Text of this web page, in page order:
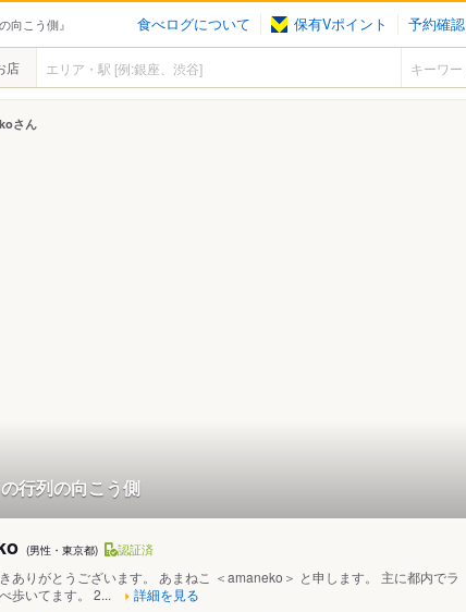
向こう側』 食べログについて 保有Vポイント 予約確認
店
さん
行列の向こう側
(男性・東京都) 認証済
ありがとうございます。 あまねこ ＜amaneko＞ と申します。 主に都内でラ
歩いてます。 2...
詳細を見る